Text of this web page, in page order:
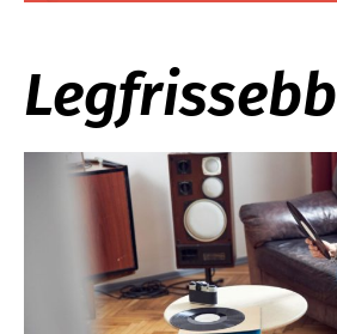
Legfrissebb